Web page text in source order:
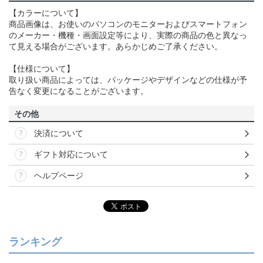
【カラーについて】
商品画像は、お使いのパソコンのモニターおよびスマートフォン
のメーカー・機種・画面設定等により、実際の商品の色と異なっ
て見える場合がございます。あらかじめご了承ください。
【仕様について】
取り扱い商品によっては、パッケージやデザインなどの仕様が予
告なく変更になることがございます。
その他
決済について
ギフト対応について
ヘルプページ
ランキング